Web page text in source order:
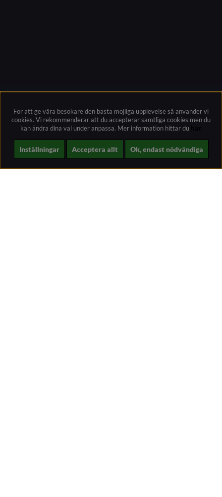
För att ge våra besökare den bästa möjliga upplevelse så använder vi
cookies. Vi rekommenderar att du accepterar samtliga cookies men du
kan ändra dina val under anpassa. Mer information hittar du
Inställningar Acceptera allt Ok, endast nödvändiga